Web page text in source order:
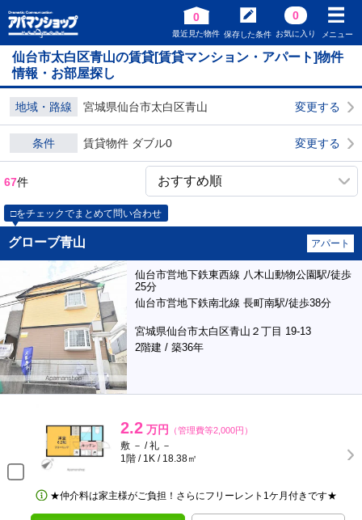
0
最近見た物件 保存した条件
0
お気に入り メニュー
仙台市太白区青山の賃貸[賃貸マンション・アパート]物件
情報・お部屋探し
地域・路線 宮城県仙台市太白区青山 変更する
条件 賃貸物件 ダブル0 変更する
67件
□をチェックでまとめて問い合わせ
グローブ青山 アパート
仙台市営地下鉄東西線 八木山動物公園駅/徒歩
25分
仙台市営地下鉄南北線 長町南駅/徒歩38分
宮城県仙台市太白区青山２丁目 19-13
2階建 / 築36年
2.2 万円 （管理費等2,000円）
敷 － / 礼 －
1階 / 1K / 18.38㎡
★仲介料は家主様がご負担！さらにフリーレント1ケ月付きです★